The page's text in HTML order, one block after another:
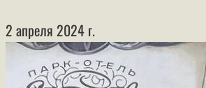
2 апреля 2024 г.